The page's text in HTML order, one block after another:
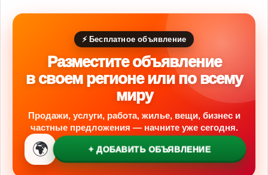
⚡ Бесплатное объявление
Разместите объявление
в своем регионе или по всему
миру
Продажи, услуги, работа, жилье, вещи, бизнес и
частные предложения — начните уже сегодня.
🌍 + ДОБАВИТЬ ОБЪЯВЛЕНИЕ